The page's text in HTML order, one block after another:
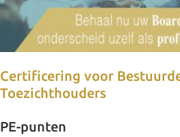
Certificering voor
Toezichthouders
PE-punten